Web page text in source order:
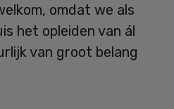
omdat we als
het opleiden van ál
van groot belang